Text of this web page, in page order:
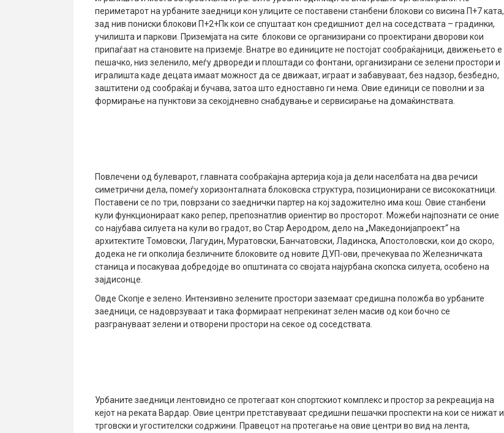
периметарот на урбаните заедници кон улиците се поставени станбени блокови со висина П+7 ката,
зад нив пониски блокови П+2+Пк кои се спуштаат кон средишниот дел на соседствата – градинки,
училишта и паркови. Приземјата на сите блокови се организирани со проектирани дворови кои
припаѓаат на становите на приземје. Внатре во единиците не постојат сообраќајници, движењето е
пешачко, низ зеленило, меѓу дрвореди и плоштади со фонтани, организирани се зелени простори и
игралишта каде децата имаат можност да се движаат, играат и забавуваат, без надзор, безбедно,
заштитени од сообраќај и бучава, затоа што едноставно ги нема. Овие единици се поволни и за
формирање на пунктови за секојдневно снабдување и сервисирање на домаќинствата.
Повлечени од булеварот, главната сообраќајна артерија која ја дели населбата на два речиси
симетрични дела, помеѓу хоризонталната блоковска структура, позиционирани се висококатници.
Поставени се по три, поврзани со заеднички партер на кој задожително има кош. Овие станбени
кули функционираат како репер, препознатлив ориентир во просторот. Можеби најпознати се оние
со најубава силуета на кули во градот, во Стар Аеродром, дело на „Македонијапроект“ на
архитектите Томовски, Лагудин, Муратовски, Банчатовски, Ладинска, Апостоловски, кои до скоро,
додека не ги опколија безличните блоковите од новите ДУП-ови, пречекуваа по Железничката
станица и посакуваа добредојде во општината со својата најурбана скопска силуета, особено на
зајдисонце.
Овде Скопје е зелено. Интензивно зелените простори заземаат средишна положба во урбаните
заедници, се надоврзуваат и така формираат непрекинат зелен масив од кои бочно се
разгрануваат зелени и отворени простори на секое од соседствата.
Урбаните заедници лентовидно се протегаат кон спортскиот комплекс и простор за рекреација на
кејот на реката Вардар. Овие центри претставуваат средишни пешачки проспекти на кои се нижат и
трговски и угостителски содржини. Правецот на протегање на овие центри во вид на лента,